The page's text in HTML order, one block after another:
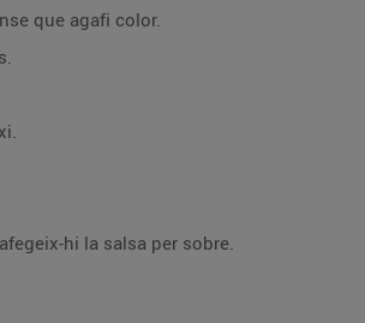
que agafi color.
hi la salsa per sobre.